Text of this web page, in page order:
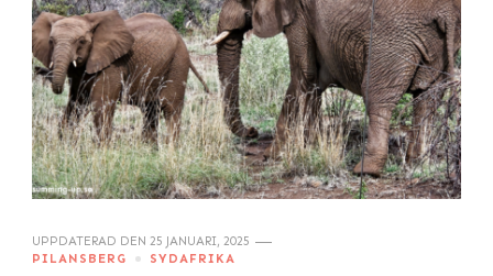
UPPDATERAD DEN 25 JANUARI, 2025
PILANSBERG
SYDAFRIKA